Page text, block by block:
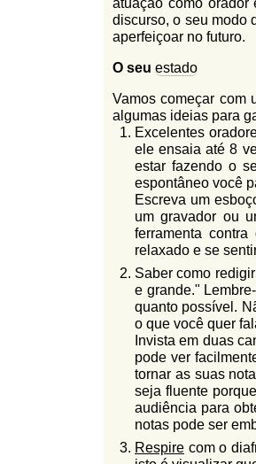
á
r
i
o
d
a
o
l
i
h
o
atuação como
discurso, o seu modo
aperfeiçoar no futuro.
O seu estado
Vamos começar com
algumas ideias para
Excelentes
ele ensaia até 8
estar fazendo o
espontâneo você
Escreva um
um gravador ou
ferramenta
relaxado e se
Saber como redigir
e grande."
quanto possível.
o que você quer
Invista em duas
pode ver
tornar as suas
seja fluente
audiência para
notas pode ser
Respire com o